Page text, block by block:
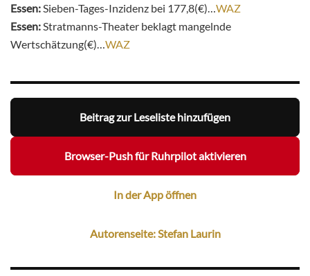
Essen: Sieben-Tages-Inzidenz bei 177,8(€)… WAZ
Essen: Stratmanns-Theater beklagt mangelnde
Wertschätzung(€)… WAZ
Beitrag zur Leseliste hinzufügen
Browser-Push für Ruhrpilot aktivieren
In der App öffnen
Autorenseite: Stefan Laurin